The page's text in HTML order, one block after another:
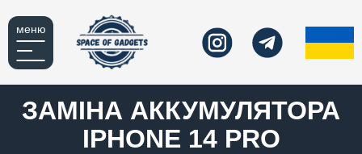
меню
ЗАМІНА АККУМУЛЯТОРА
IPHONE 14 PRO